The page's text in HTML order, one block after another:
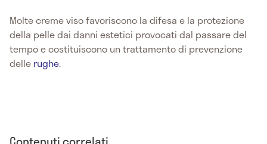
Molte creme viso favoriscono la difesa e la protezione
della pelle dai danni estetici provocati dal passare del
tempo e costituiscono un trattamento di prevenzione
delle rughe.